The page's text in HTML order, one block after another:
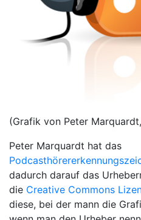
(Grafik von Peter
Peter Marquardt hat das
dadurch darauf das
die Creative Commons
diese, bei der mann die